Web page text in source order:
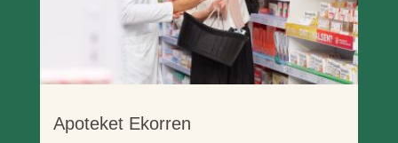
Apoteket Ekorren